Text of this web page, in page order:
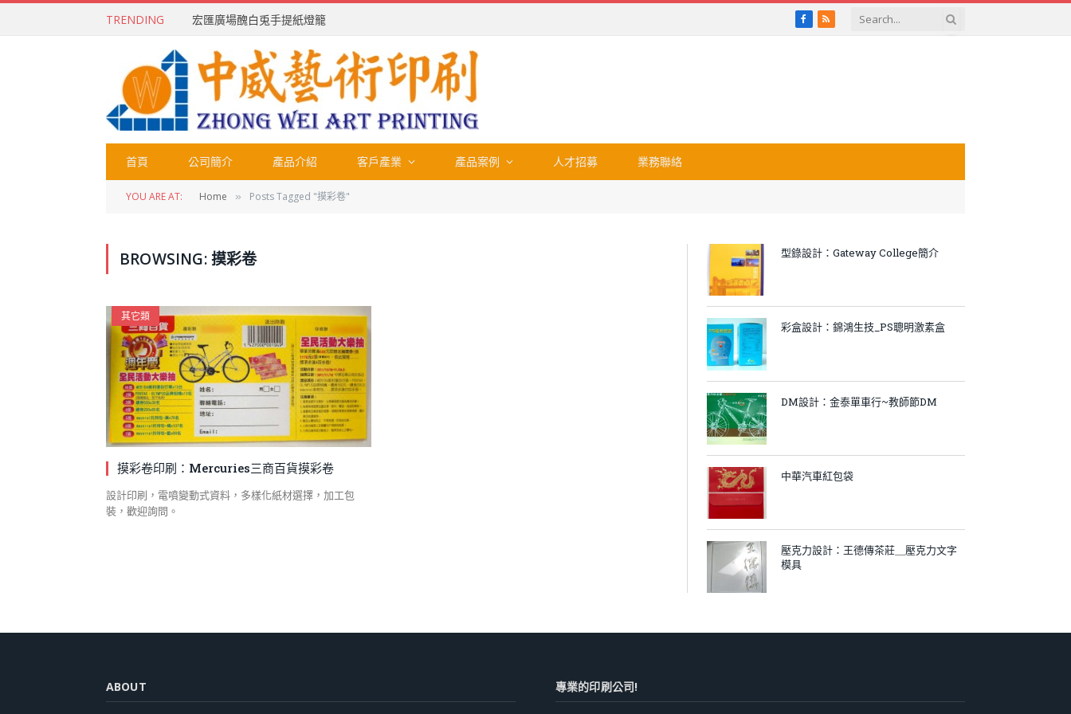
TRENDING 宏匯廣場醜白兎手提紙燈籠 Facebook
RSS
首頁 公司簡介 產品介紹 客戶產業 產品案例 人才招募 業務聯絡
YOU ARE AT: Home » Posts Tagged "摸彩卷"
BROWSING:摸彩卷
其它類
摸彩卷印刷：Mercuries三商百貨摸彩卷
設計印刷，電噴變動式資料，多樣化紙材選擇，加工包
裝，歡迎詢問。
型錄設計：Gateway College簡介
彩盒設計：錦鴻生技_PS聰明激素盒
DM設計：金泰單車行~教師節DM
中華汽車紅包袋
壓克力設計：王德傳茶莊＿壓克力文字
模具
ABOUT 專業的印刷公司!